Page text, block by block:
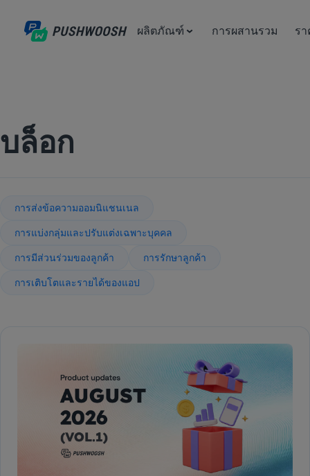
ผลิตภัณฑ์ การผสานรวม ร
บล็อก
การส่งข้อความออมนิแชนเนล
การแบ่งกลุ่มและปรับแต่งเฉพาะบุคคล
การมีส่วนร่วมของลูกค้า
การรักษาลูกค้า
การเติบโตและรายได้ของแอป